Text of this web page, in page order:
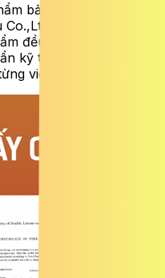
bảo vệ sức khỏe, ra
(Saga, Nhật
đều được chuẩn hóa
kỹ thuật
viên nén.